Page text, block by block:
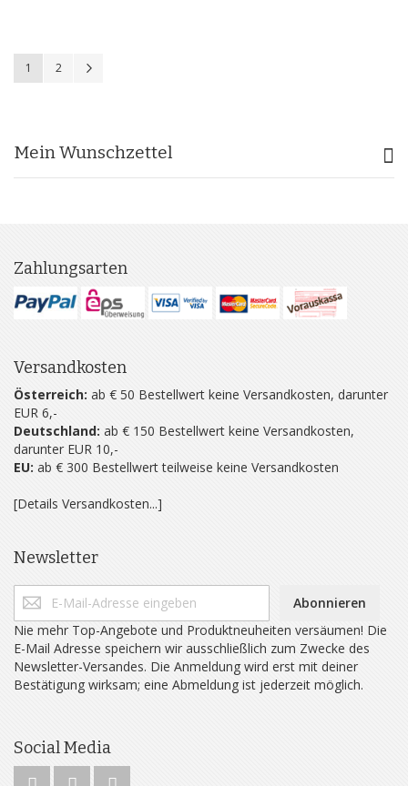
Sie lesen gerade Seite
1 Seite
2
Mein Wunschzettel
Zahlungsarten
Versandkosten
Österreich: ab € 50 Bestellwert keine Versandkosten, darunter
EUR 6,-
Deutschland: ab € 150 Bestellwert keine Versandkosten,
darunter EUR 10,-
EU: ab € 300 Bestellwert teilweise keine Versandkosten
[Details Versandkosten...]
Newsletter
Abonnieren
Nie mehr Top-Angebote und Produktneuheiten versäumen! Die
E-Mail Adresse speichern wir ausschließlich zum Zwecke des
Newsletter-Versandes. Die Anmeldung wird erst mit deiner
Bestätigung wirksam; eine Abmeldung ist jederzeit möglich.
Social Media